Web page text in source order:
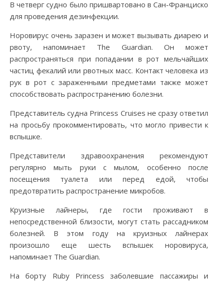
В четверг судно было пришвартовано в Сан-Франциско
для проведения дезинфекции.
Норовирус очень заразен и может вызывать диарею и
рвоту, напоминает The Guardian. Он может
распространяться при попадании в рот мельчайших
частиц фекалий или рвотных масс. Контакт человека из
рук в рот с зараженными предметами также может
способствовать распространению болезни.
Представитель судна Princess Cruises не сразу ответил
на просьбу прокомментировать, что могло привести к
вспышке.
Представители здравоохранения рекомендуют
регулярно мыть руки с мылом, особенно после
посещения туалета или перед едой, чтобы
предотвратить распространение микробов.
Круизные лайнеры, где гости проживают в
непосредственной близости, могут стать рассадником
болезней. В этом году на круизных лайнерах
произошло еще шесть вспышек норовируса,
напоминает The Guardian.
На борту Ruby Princess заболевшие пассажиры и